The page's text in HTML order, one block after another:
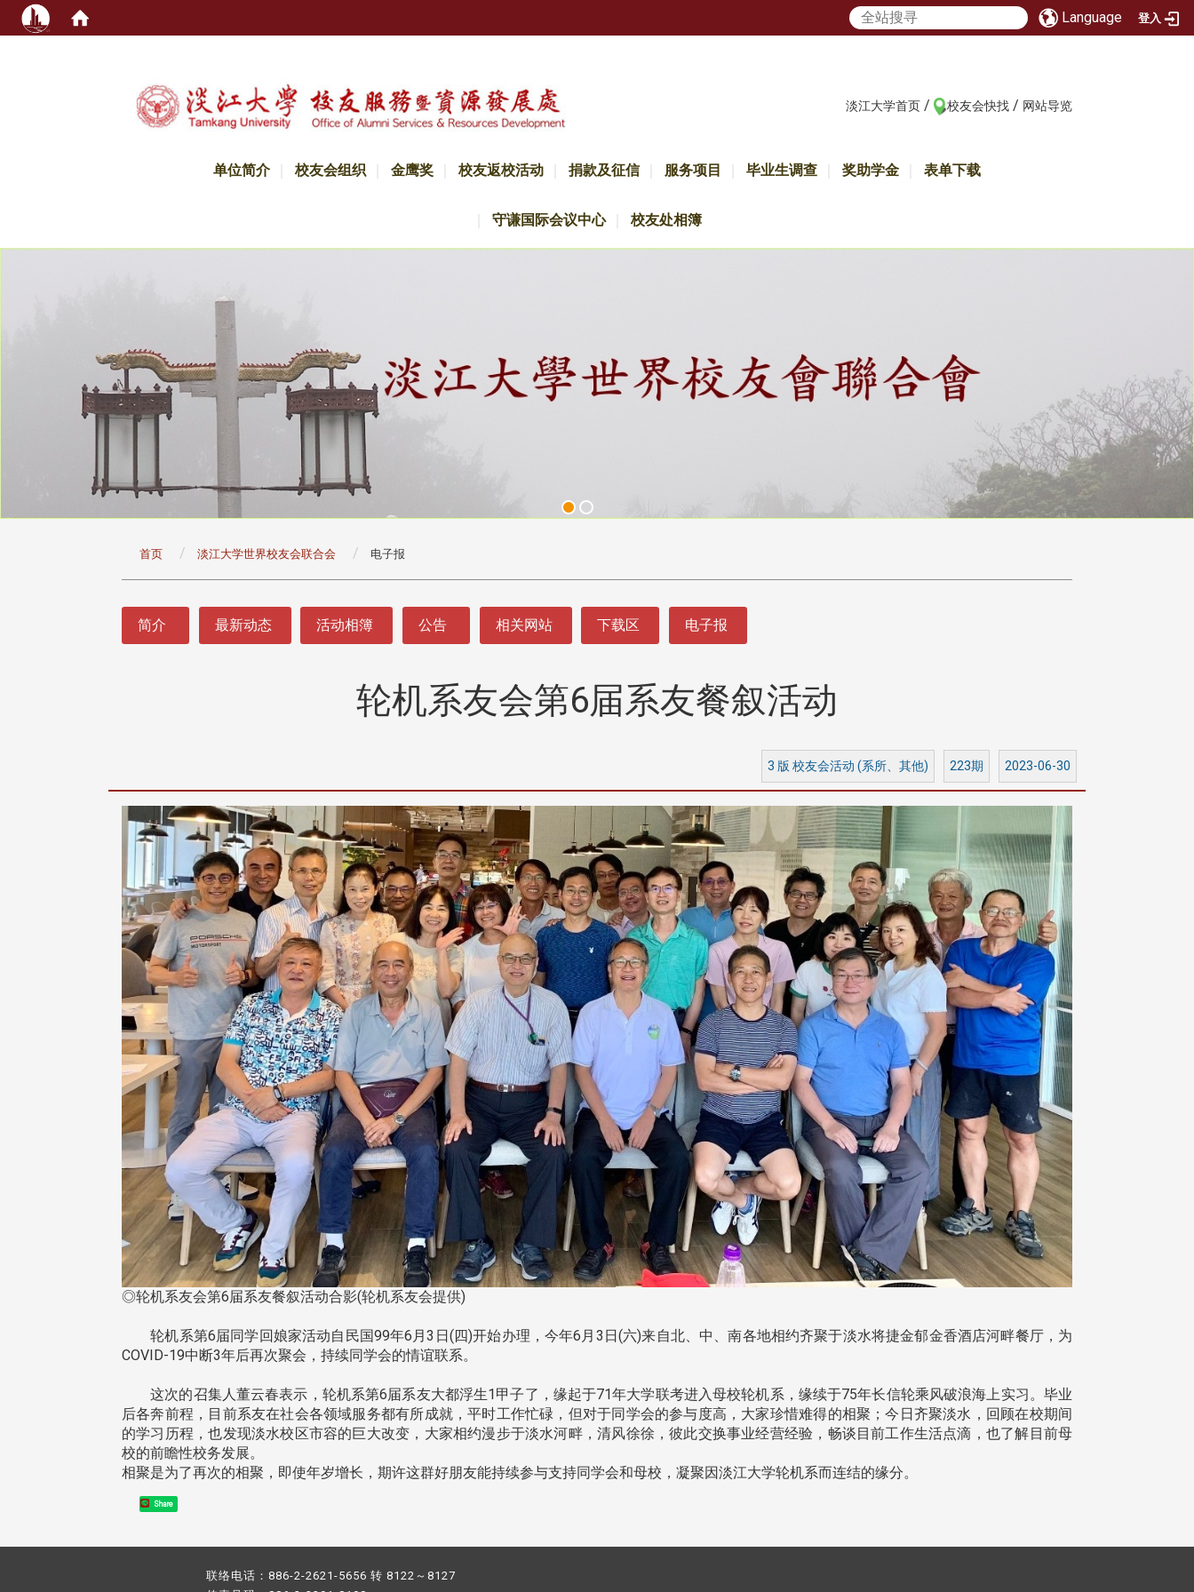
Language 登入
淡江大学首页 / 校友会快找 / 网站导览
单位简介 校友会组织 金鹰奖 校友返校活动 捐款及征信 服务项目 毕业生调查 奖助学金 表单下载
守谦国际会议中心 校友处相簿
首页 淡江大学世界校友会联合会 电子报
简介 最新动态 活动相簿 公告 相关网站 下载区 电子报
轮机系友会第6届系友餐叙活动
3 版 校友会活动 (系所、其他) 223期 2023-06-30
◎轮机系友会第6届系友餐叙活动合影(轮机系友会提供)
轮机系第6届同学回娘家活动自民国99年6月3日(四)开始办理，今年6月3日(六)来自北、中、南各地相约齐聚于淡水将捷金郁金香酒店河畔餐厅，为
COVID-19中断3年后再次聚会，持续同学会的情谊联系。
这次的召集人董云春表示，轮机系第6届系友大都浮生1甲子了，缘起于71年大学联考进入母校轮机系，缘续于75年长信轮乘风破浪海上实习。毕业
后各奔前程，目前系友在社会各领域服务都有所成就，平时工作忙碌，但对于同学会的参与度高，大家珍惜难得的相聚；今日齐聚淡水，回顾在校期间
的学习历程，也发现淡水校区市容的巨大改变，大家相约漫步于淡水河畔，清风徐徐，彼此交换事业经营经验，畅谈目前工作生活点滴，也了解目前母
校的前瞻性校务发展。
相聚是为了再次的相聚，即使年岁增长，期许这群好朋友能持续参与支持同学会和母校，凝聚因淡江大学轮机系而连结的缘分。
Share
联络电话：886-2-2621-5656 转 8122～8127